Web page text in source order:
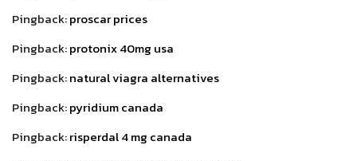
Pingback:proscar prices
Pingback:protonix 40mg usa
Pingback:natural viagra alternatives
Pingback:pyridium canada
Pingback:risperdal 4 mg canada